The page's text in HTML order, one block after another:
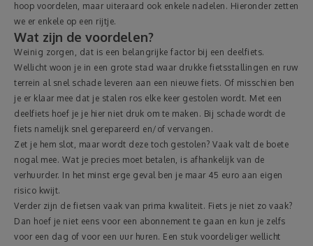
Korting
hoop voordelen, maar uiteraard ook enkele nadelen. Hieronder zetten
we er enkele op een rijtje.
Wat zijn de voordelen?
Weinig zorgen, dat is een belangrijke factor bij een deelfiets.
Wellicht woon je in een grote stad waar drukke fietsstallingen en ruw
terrein al snel schade leveren aan een nieuwe fiets. Of misschien ben
je er klaar mee dat je stalen ros elke keer gestolen wordt. Met een
deelfiets hoef je je hier niet druk om te maken. Bij schade wordt de
fiets namelijk snel gerepareerd en/of vervangen.
Zet je hem slot, maar wordt deze toch gestolen? Vaak valt de boete
nogal mee. Wat je precies moet betalen, is afhankelijk van de
verhuurder. In het minst erge geval ben je maar 45 euro aan eigen
risico kwijt.
Verder zijn de fietsen vaak van prima kwaliteit. Fiets je niet zo vaak?
Dan hoef je niet eens voor een abonnement te gaan en kun je zelfs
voor een dag of voor een uur huren. Een stuk voordeliger wellicht